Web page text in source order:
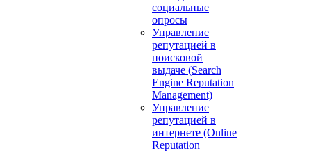
социальные
опросы
Управление
репутацией в
поисковой
выдаче (Search
Engine Reputation
Management)
Управление
репутацией в
интернете (Online
Reputation